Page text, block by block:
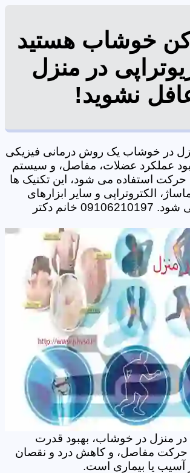
خوشاب هستید
در منزل
نشوید!
در خوشاب یک روش درمانی فیزیکی
عملکرد عضلات، مفاصل، و سیستم
استفاده می شود، این تکنیک ها
الکتروتراپی و سایر ابزارهای
فیزیک درمانی می شود. 09106210197 خانم دکتر
در منزل در خوشاب، بهبود قدرت
حرکت مفاصل، و کاهش درد و نقصان
آسیب یا بیماری است.